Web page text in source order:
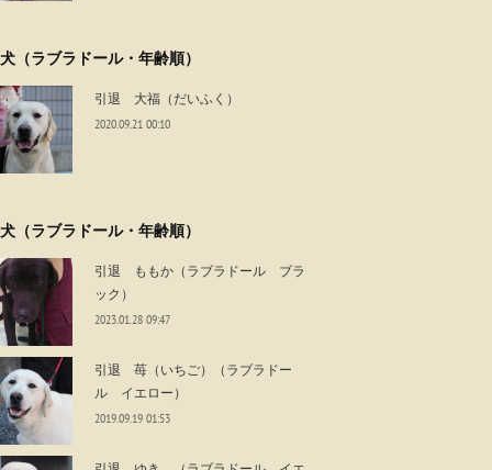
（ラブラドール・年齢順）
引退 大福（だいふく）
2020.09.21 00:10
（ラブラドール・年齢順）
引退 ももか（ラブラドール ブラ
ック）
2023.01.28 09:47
引退 苺（いちご）（ラブラドー
ル イエロー）
2019.09.19 01:53